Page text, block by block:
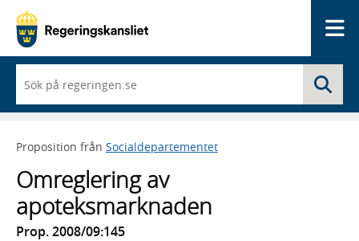
du
börjar
skriva
framträder
lista
med
sökförslag
Proposition från Socialdepartementet
Omreglering av
apoteksmarknaden
Prop. 2008/09:145